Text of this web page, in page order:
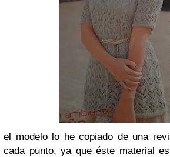
el modelo lo he copiado de una
cada punto, ya que éste material